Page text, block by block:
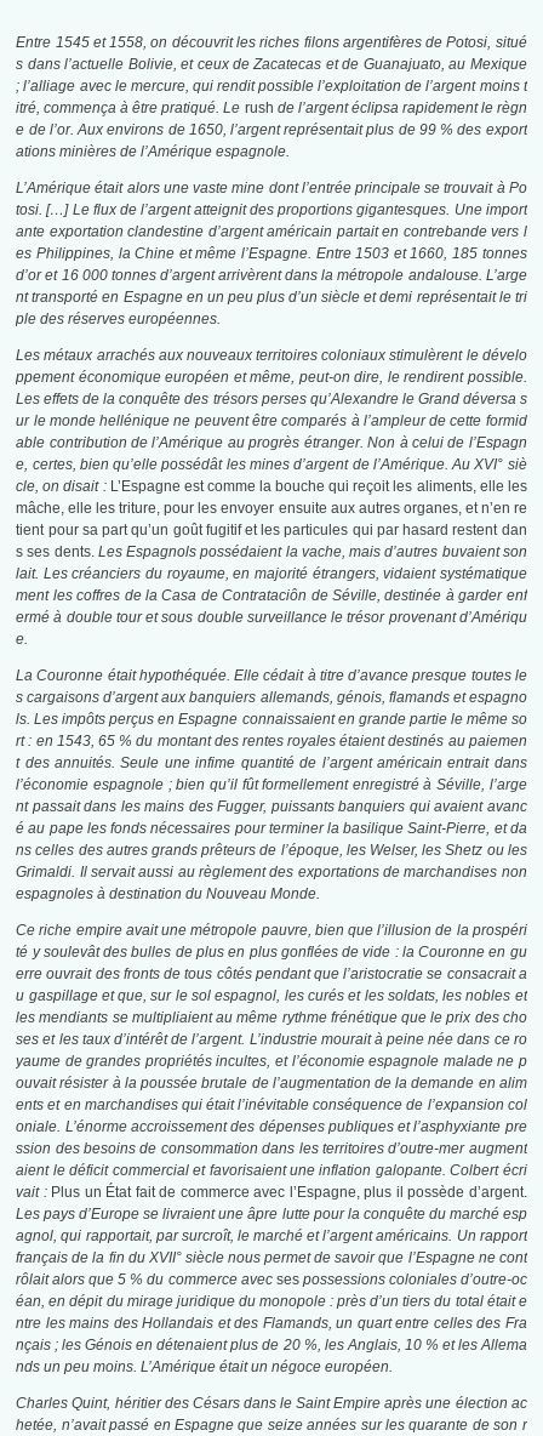
Entre 1545 et 1558, on découvrit les riches filons argentifères de Potosi, situé
s dans l’actuelle Bolivie, et ceux de Zacatecas et de Guanajuato, au Mexique
; l’alliage avec le mercure, qui rendit possible l’exploitation de l’argent moins t
itré, commença à être pratiqué. Le rush de l’argent éclipsa rapidement le règn
e de l’or. Aux environs de 1650, l’argent représentait plus de 99 % des export
ations minières de l’Amérique espagnole.
L’Amérique était alors une vaste mine dont l’entrée principale se trouvait à Po
tosi. […] Le flux de l’argent atteignit des proportions gigantesques. Une import
ante exportation clandestine d’argent américain partait en contrebande vers l
es Philippines, la Chine et même l’Espagne. Entre 1503 et 1660, 185 tonnes
d’or et 16 000 tonnes d’argent arrivèrent dans la métropole andalouse. L’arge
nt transporté en Espagne en un peu plus d’un siècle et demi représentait le tri
ple des réserves européennes.
Les métaux arrachés aux nouveaux territoires coloniaux stimulèrent le dévelo
ppement économique européen et même, peut-on dire, le rendirent possible.
Les effets de la conquête des trésors perses qu’Alexandre le Grand déversa s
ur le monde hellénique ne peuvent être comparés à l’ampleur de cette formid
able contribution de l’Amérique au progrès étranger. Non à celui de l’Espagn
e, certes, bien qu’elle possédât les mines d’argent de l’Amérique. Au XVI° siè
cle, on disait : L’Espagne est comme la bouche qui reçoit les aliments, elle les
mâche, elle les triture, pour les envoyer ensuite aux autres organes, et n’en re
tient pour sa part qu’un goût fugitif et les particules qui par hasard restent dan
s ses dents.Les Espagnols possédaient la vache, mais d’autres buvaient son
lait. Les créanciers du royaume, en majorité étrangers, vidaient systématique
ment les coffres de la Casa de Contrataciôn de Séville, destinée à garder enf
ermé à double tour et sous double surveillance le trésor provenant d’Amériqu
e.
La Couronne était hypothéquée. Elle cédait à titre d’avance presque toutes le
s cargaisons d’argent aux banquiers allemands, génois, flamands et espagno
ls. Les impôts perçus en Espagne connaissaient en grande partie le même so
rt : en 1543, 65 % du montant des rentes royales étaient destinés au paiemen
t des annuités. Seule une infime quantité de l’argent américain entrait dans
l’économie espagnole ; bien qu’il fût formellement enregistré à Séville, l’arge
nt passait dans les mains des Fugger, puissants banquiers qui avaient avanc
é au pape les fonds nécessaires pour terminer la basilique Saint-Pierre, et da
ns celles des autres grands prêteurs de l’époque, les Welser, les Shetz ou les
Grimaldi. Il servait aussi au règlement des exportations de marchandises non
espagnoles à destination du Nouveau Monde.
Ce riche empire avait une métropole pauvre, bien que l’illusion de la prospéri
té y soulevât des bulles de plus en plus gonflées de vide : la Couronne en gu
erre ouvrait des fronts de tous côtés pendant que l’aristocratie se consacrait a
u gaspillage et que, sur le sol espagnol, les curés et les soldats, les nobles et
les mendiants se multipliaient au même rythme frénétique que le prix des cho
ses et les taux d’intérêt de l’argent. L’industrie mourait à peine née dans ce ro
yaume de grandes propriétés incultes, et l’économie espagnole malade ne p
ouvait résister à la poussée brutale de l’augmentation de la demande en alim
ents et en marchandises qui était l’inévitable conséquence de l’expansion col
oniale. L’énorme accroissement des dépenses publiques et l’asphyxiante pre
ssion des besoins de consommation dans les territoires d’outre-mer augment
aient le déficit commercial et favorisaient une inflation galopante. Colbert écri
vait : Plus un État fait de commerce avec l’Espagne, plus il possède d’argent.
Les pays d’Europe se livraient une âpre lutte pour la conquête du marché esp
agnol, qui rapportait, par surcroît, le marché et l’argent américains. Un rapport
français de la fin du XVII° siècle nous permet de savoir que l’Espagne ne cont
rôlait alors que 5 % du commerce avec sespossessions coloniales d’outre-oc
éan, en dépit du mirage juridique du monopole : près d’un tiers du total était e
ntre les mains des Hollandais et des Flamands, un quart entre celles des Fra
nçais ; les Génois en détenaient plus de 20 %, les Anglais, 10 % et les Allema
nds un peu moins. L’Amérique était un négoce européen.
Charles Quint, héritier des Césars dans le Saint Empire après une élection ac
hetée, n’avait passé en Espagne que seize années sur les quarante de son r